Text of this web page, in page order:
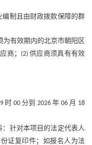
制且由财政拨款保障的群
为有效期内的北京市朝阳区
商； (2)供应商须具有有效
时 00 分到 2026 年06 月 18
：针对本项目的法定代表人
证复印件；如报名人为法